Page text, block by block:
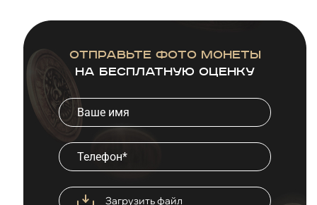
Отправьте фото монеты
на бесплатную оценку
Загрузить файл